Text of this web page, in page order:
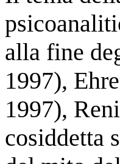
alla fine
1997),
1997),
cosiddetta